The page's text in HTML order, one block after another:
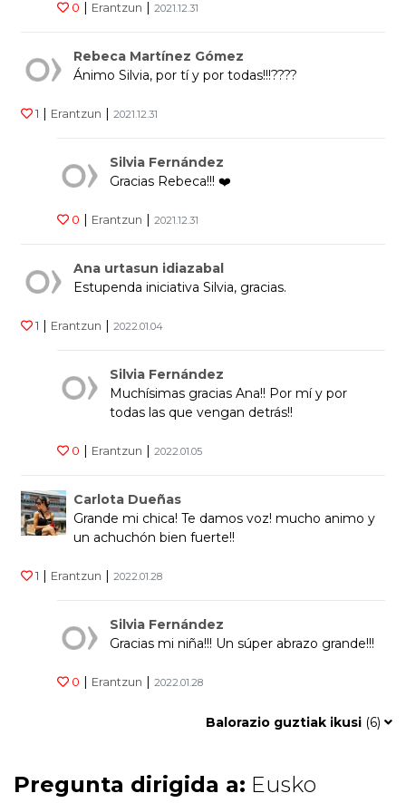
0 | Erantzun | 2021.12.31
Rebeca Martínez Gómez
Ánimo Silvia, por tí y por todas!!!????
1 | Erantzun | 2021.12.31
Silvia Fernández
Gracias Rebeca!!! ❤️
0 | Erantzun | 2021.12.31
Ana urtasun idiazabal
Estupenda iniciativa Silvia, gracias.
1 | Erantzun | 2022.01.04
Silvia Fernández
Muchísimas gracias Ana!! Por mí y por
todas las que vengan detrás!!
0 | Erantzun | 2022.01.05
Carlota Dueñas
Grande mi chica! Te damos voz! mucho animo y
un achuchón bien fuerte!!
1 | Erantzun | 2022.01.28
Silvia Fernández
Gracias mi niña!!! Un súper abrazo grande!!!
0 | Erantzun | 2022.01.28
Balorazio guztiak ikusi (6)
Pregunta dirigida a: Eusko